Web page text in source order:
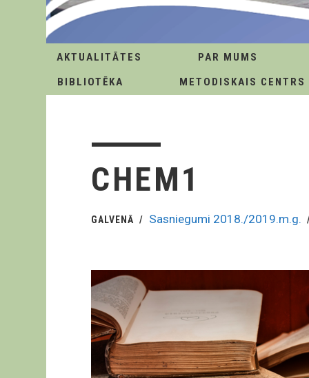
AKTUALITĀTES
PAR MUMS
BIBLIOTĒKA
METODISKAIS CENTRS
CHEM1
GALVENĀ Sasniegumi 2018./2019.m.g.